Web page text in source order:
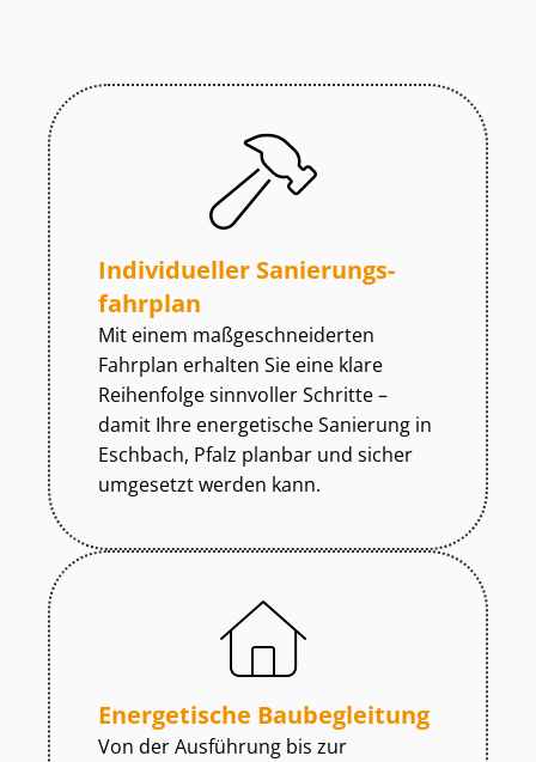
Individueller Sa­nie­rungs­
fahr­plan
Mit einem maß­ge­schnei­der­ten
Fahrplan erhalten Sie eine klare
Reihenfolge sinnvoller Schritte –
damit Ihre energetische Sanierung in
Eschbach, Pfalz planbar und sicher
umgesetzt werden kann.
Energetische Baubegleitung
Von der Ausführung bis zur